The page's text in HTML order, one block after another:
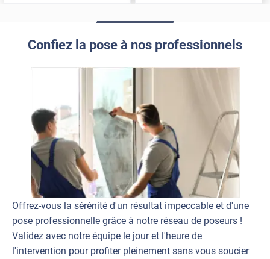
Confiez la pose à nos professionnels
Offrez-vous la sérénité d'un résultat impeccable et d'une
pose professionnelle grâce à notre réseau de poseurs !
Validez avec notre équipe le jour et l'heure de
l'intervention pour profiter pleinement sans vous soucier